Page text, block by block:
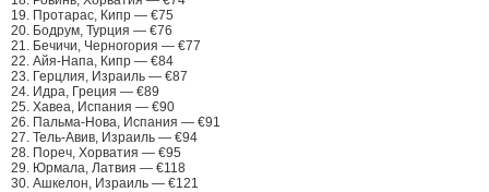
19. Протарас, Кипр — €75
20. Бодрум, Турция — €76
21. Бечичи, Черногория — €77
22. Айя-Напа, Кипр — €84
23. Герцлия, Израиль — €87
24. Идра, Греция — €89
25. Хавеа, Испания — €90
26. Пальма-Нова, Испания — €91
27. Тель-Авив, Израиль — €94
28. Пореч, Хорватия — €95
29. Юрмала, Латвия — €118
30. Ашкелон, Израиль — €121